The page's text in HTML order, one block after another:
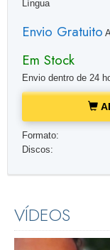
Língua
Envio Gratuito
Em Stock
Envio dentro de 24
Formato:
Discos:
VÍDEOS